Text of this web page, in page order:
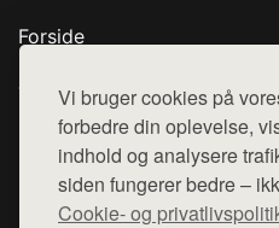
Vi bruger cookies på
forbedre din oplevelse,
indhold og analysere
siden fungerer bedre –
Cookie- og
Forside
Top Rabatter
Kontakt